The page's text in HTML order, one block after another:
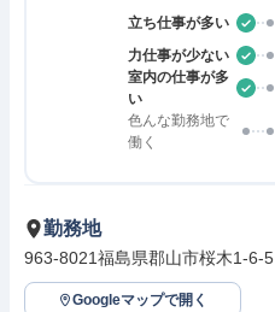
立ち仕事が多い
力仕事が少ない
室内の仕事が多
い
色んな勤務地で
働く
勤務地
963-8021福島県郡山市桜木1-6-5
Googleマップで開く